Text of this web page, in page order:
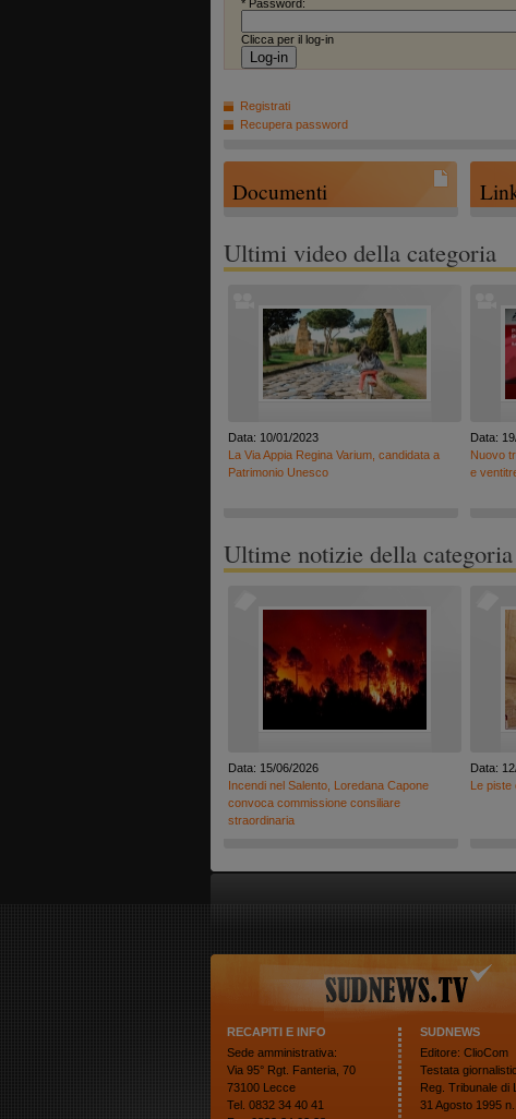
* Password:
Clicca per il log-in
Registrati
Recupera password
Documenti
Ultimi video della categoria
Data: 10/01/2023
La Via Appia Regina Varium, candidata a
Patrimonio Unesco
Data:
Nuovo
e
Ultime notizie della categoria
Data: 15/06/2026
Incendi nel Salento, Loredana Capone
convoca commissione consiliare
straordinaria
Data:
Le piste
RECAPITI E INFO
Sede amministrativa:
Via 95° Rgt. Fanteria, 70
73100 Lecce
Tel. 0832 34 40 41
SUDNEWS
Editore: ClioCom
Testata
Reg. Tribunale di
31 Agosto 1995